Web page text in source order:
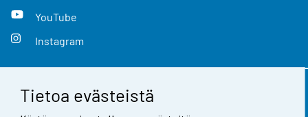
Tietoa evästeistä
YouTube
Instagram
Yhteystiedot